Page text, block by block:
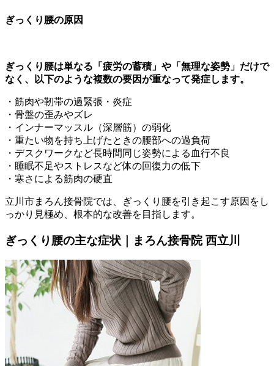
ぎっくり腰の原因
ぎっくり腰は単なる「疲労の蓄積」や「無理な姿勢」だけで
なく、以下のような複数の要因が重なって発症します。
・筋肉や靭帯の過緊張・炎症
・骨盤の歪みやズレ
・インナーマッスル（深層筋）の弱化
・重たい物を持ち上げたときの腰部への過負荷
・デスクワークなど長時間同じ姿勢による血行不良
・睡眠不足やストレスなど体の回復力の低下
・寒さによる筋肉の硬直
立川市まろん接骨院では、ぎっくり腰を引き起こす原因をし
っかり見極め、根本的な改善を目指します。
ぎっくり腰の主な症状｜まろん接骨院 西立川